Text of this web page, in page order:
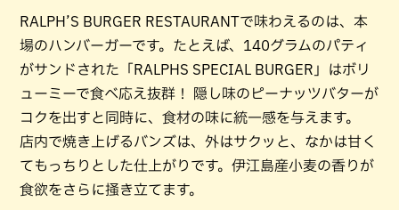
RALPH’S BURGER RESTAURANTで味わえるのは、本
場のハンバーガーです。たとえば、140グラムのパティ
がサンドされた「RALPHS SPECIAL BURGER」はボリ
ューミーで食べ応え抜群！ 隠し味のピーナッツバターが
コクを出すと同時に、食材の味に統一感を与えます。
店内で焼き上げるバンズは、外はサクッと、なかは甘く
てもっちりとした仕上がりです。伊江島産小麦の香りが
食欲をさらに掻き立てます。